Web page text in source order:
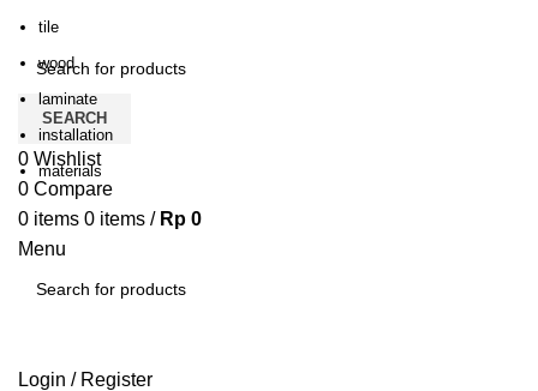
HUBUNGI KAMI
SEARCH
0 Wishlist
0 Compare
0 items 0 items / Rp 0
Menu
Login / Register
tile
wood
laminate
installation
materials